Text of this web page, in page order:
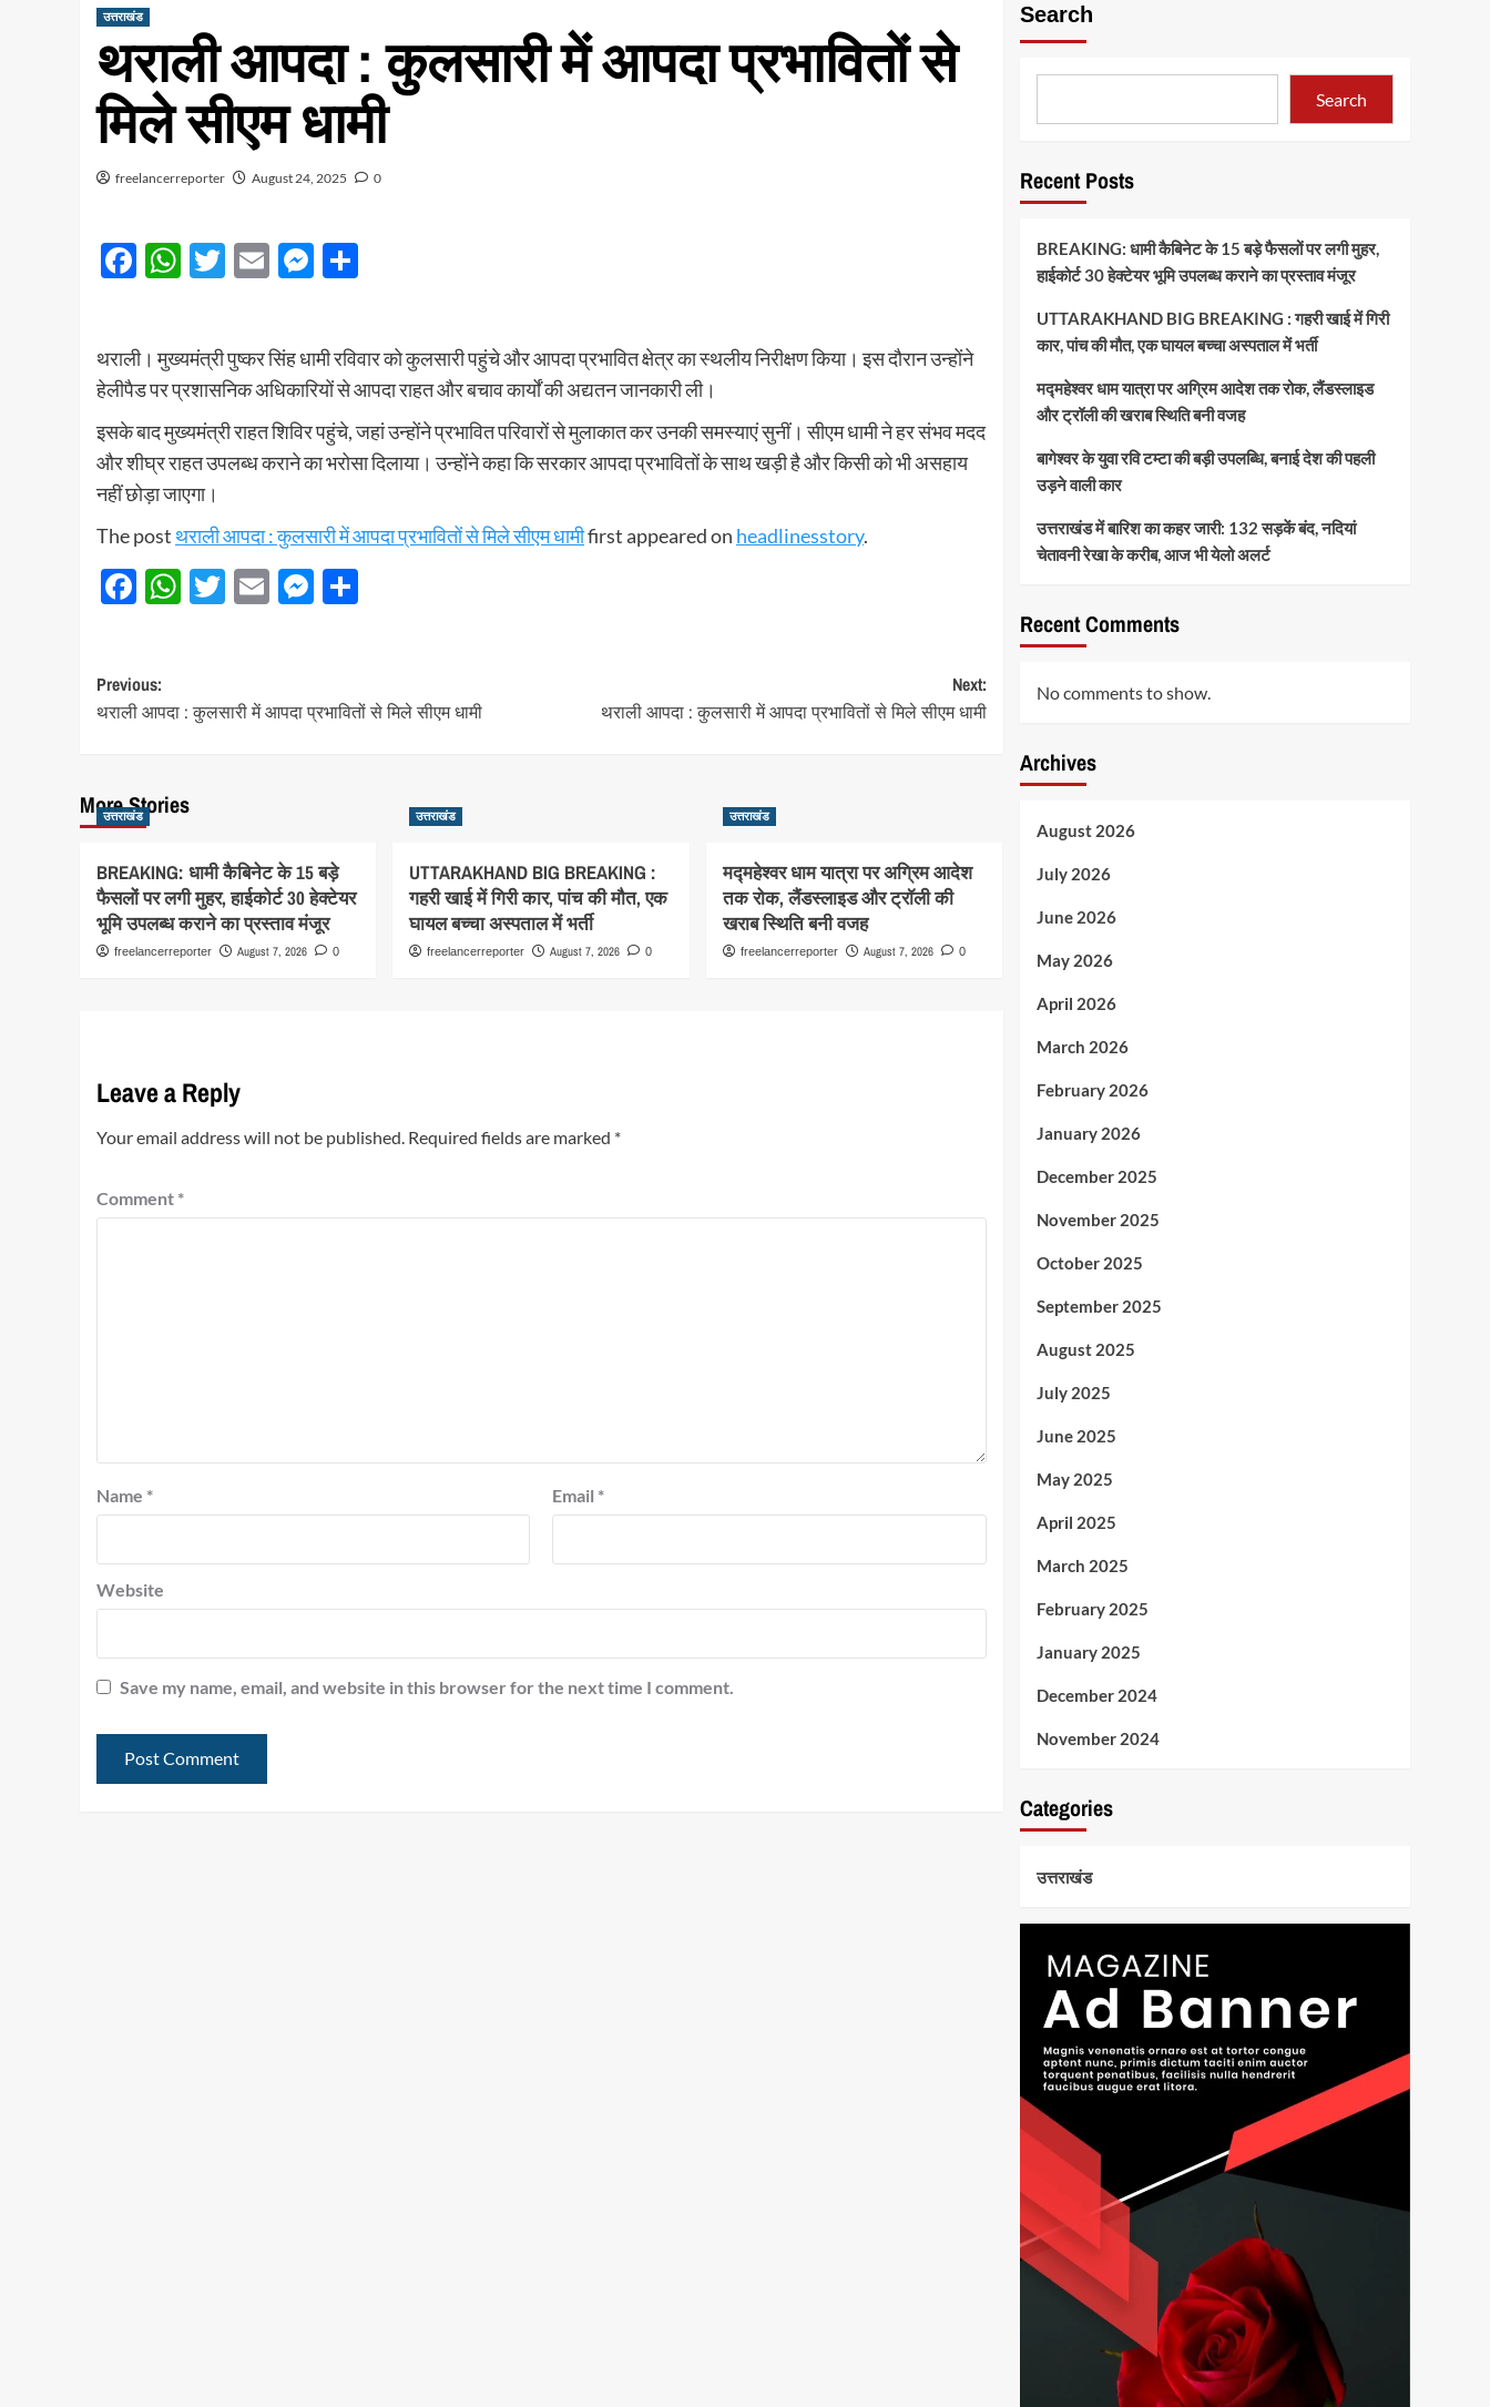
उत्तराखंड
थराली आपदा : कुलसारी में आपदा प्रभावितों से
मिले सीएम धामी
freelancerreporter August 24, 2025 0
Facebook
WhatsApp
Twitter
EmailMessenger
थराली। मुख्यमंत्री पुष्कर सिंह धामी रविवार को कुलसारी पहुंचे और आपदा प्रभावित क्षेत्र का स्थलीय निरीक्षण किया। इस दौरान उन्होंने
हेलीपैड पर प्रशासनिक अधिकारियों से आपदा राहत और बचाव कार्यों की अद्यतन जानकारी ली।
इसके बाद मुख्यमंत्री राहत शिविर पहुंचे, जहां उन्होंने प्रभावित परिवारों से मुलाकात कर उनकी समस्याएं सुनीं। सीएम धामी ने हर संभव मदद
और शीघ्र राहत उपलब्ध कराने का भरोसा दिलाया। उन्होंने कहा कि सरकार आपदा प्रभावितों के साथ खड़ी है और किसी को भी असहाय
नहीं छोड़ा जाएगा।
The postथराली आपदा : कुलसारी में आपदा प्रभावितों से मिले सीएम धामीfirst appeared on headlinesstory.
Facebook
WhatsApp
Twitter
EmailMessenger
Post
navigation
Previous:
थराली आपदा : कुलसारी में आपदा प्रभावितों से मिले सीएम धामी
Next:
थराली आपदा : कुलसारी में आपदा प्रभावितों से मिले सीएम धामी
More Stories
उत्तराखंड
BREAKING: धामी कैबिनेट के 15 बड़े
फैसलों पर लगी मुहर, हाईकोर्ट 30 हेक्टेयर
भूमि उपलब्ध कराने का प्रस्ताव मंजूर
freelancerreporter August 7, 2026 0
उत्तराखंड
UTTARAKHAND BIG BREAKING :
गहरी खाई में गिरी कार, पांच की मौत, एक
घायल बच्चा अस्पताल में भर्ती
freelancerreporter August 7, 2026 0
उत्तराखंड
मद्महेश्वर धाम यात्रा पर अग्रिम आदेश
तक रोक, लैंडस्लाइड और ट्रॉली की
खराब स्थिति बनी वजह
freelancerreporter August 7, 2026 0
Leave a Reply
Your email address will not be published. Required fields are marked *
Comment *
Name * Email *
Website
Save my name, email, and website in this browser for the next time I comment.
Search
Search
Recent Posts
BREAKING: धामी कैबिनेट के 15 बड़े फैसलों पर लगी मुहर,
हाईकोर्ट 30 हेक्टेयर भूमि उपलब्ध कराने का प्रस्ताव मंजूर
UTTARAKHAND BIG BREAKING : गहरी खाई में गिरी
कार, पांच की मौत, एक घायल बच्चा अस्पताल में भर्ती
मद्महेश्वर धाम यात्रा पर अग्रिम आदेश तक रोक, लैंडस्लाइड
और ट्रॉली की खराब स्थिति बनी वजह
बागेश्वर के युवा रवि टम्टा की बड़ी उपलब्धि, बनाई देश की पहली
उड़ने वाली कार
उत्तराखंड में बारिश का कहर जारी: 132 सड़कें बंद, नदियां
चेतावनी रेखा के करीब, आज भी येलो अलर्ट
Recent Comments
No comments to show.
Archives
August 2026
July 2026
June 2026
May 2026
April 2026
March 2026
February 2026
January 2026
December 2025
November 2025
October 2025
September 2025
August 2025
July 2025
June 2025
May 2025
April 2025
March 2025
February 2025
January 2025
December 2024
November 2024
Categories
उत्तराखंड